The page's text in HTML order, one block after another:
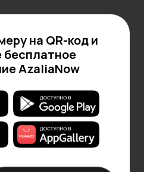
на QR-код и
бесплатное
AzaliaNow